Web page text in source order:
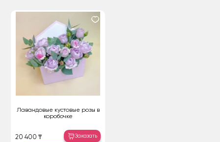
Лавандовые кустовые розы в
коробочке
20 400 ₸ Заказать